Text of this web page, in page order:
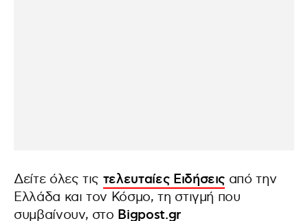
Δείτε όλες τις τελευταίες Ειδήσεις από την
Ελλάδα και τον Κόσμο, τη στιγμή που
συμβαίνουν, στο Bigpost.gr